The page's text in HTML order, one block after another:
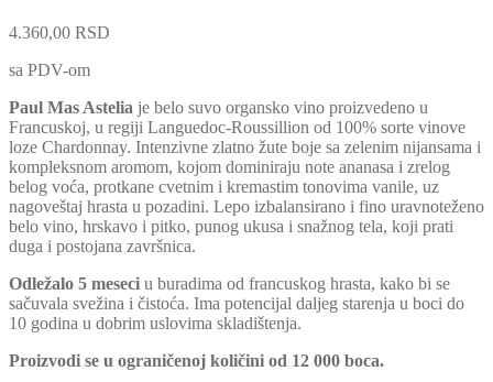
4.360,00 RSD
sa PDV-om
Paul Mas Astelia je belo suvo organsko vino proizvedeno u
Francuskoj, u regiji Languedoc-Roussillion od 100% sorte vinove
loze Chardonnay. Intenzivne zlatno žute boje sa zelenim nijansama i
kompleksnom aromom, kojom dominiraju note ananasa i zrelog
belog voća, protkane cvetnim i kremastim tonovima vanile, uz
nagoveštaj hrasta u pozadini. Lepo izbalansirano i fino uravnoteženo
belo vino, hrskavo i pitko, punog ukusa i snažnog tela, koji prati
duga i postojana završnica.
Odležalo 5 meseci u buradima od francuskog hrasta, kako bi se
sačuvala svežina i čistoća. Ima potencijal daljeg starenja u boci do
10 godina u dobrim uslovima skladištenja.
Proizvodi se u ograničenoj količini od 12 000 boca.